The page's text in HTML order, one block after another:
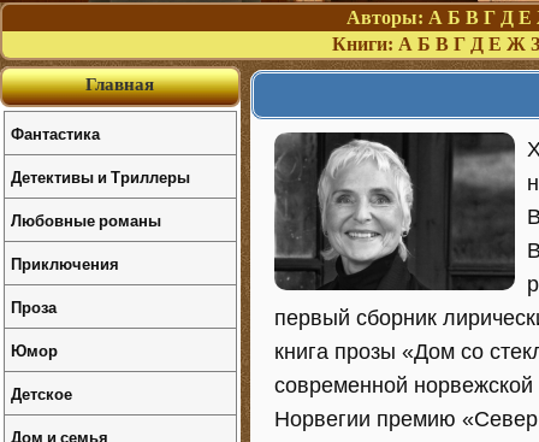
Авторы: А Б В Г Д Е
Книги: А Б В Г Д Е Ж З
первый сборник
книга прозы «Дом со
современной
Норвегии премию
Главная
Фантастика
Детективы и Триллеры
Любовные романы
Приключения
Проза
Юмор
Детское
Дом и семья